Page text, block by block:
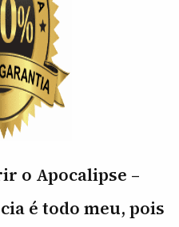
o Apocalipse –
é todo meu, pois